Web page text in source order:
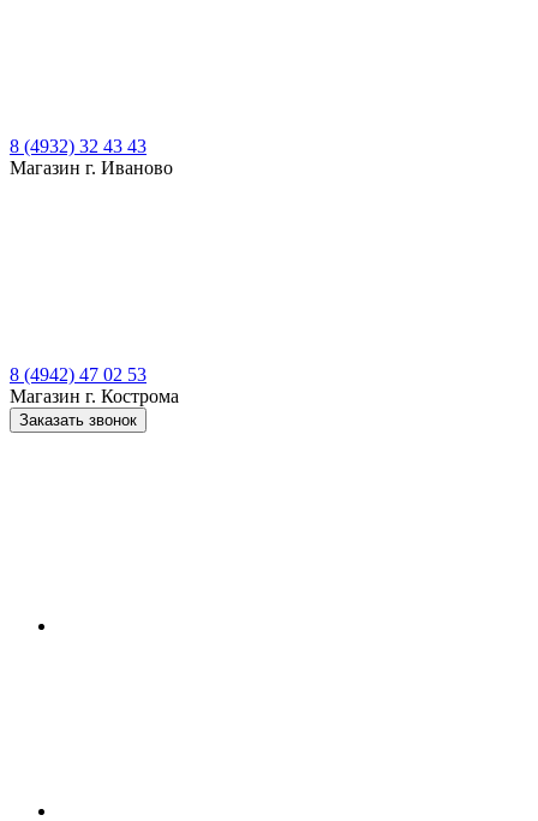
8 (4932) 32 43 43
Магазин г. Иваново
8 (4942) 47 02 53
Магазин г. Кострома
Заказать звонок